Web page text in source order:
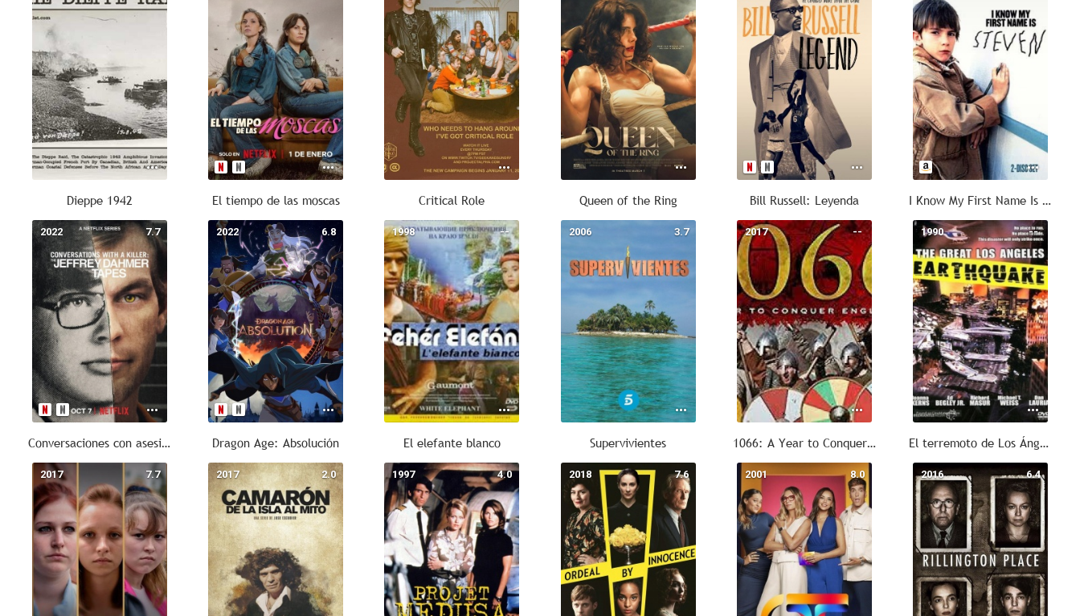
Dieppe 1942 El tiempo de las moscas Critical Role Queen of the Ring Bill Russell: Leyenda I Know My First Name Is Steven
7.7
2022
Conversaciones con asesinos: Las cintas de Jeffrey Dahmer
6.8
2022
Dragon Age: Absolución
--
1998
El elefante blanco
3.7
2006
Supervivientes
--
2017
1066: A Year to Conquer England
--
1990
El terremoto de Los Ángeles
7.7
2017 2.0
2017 4.0
1997 7.6
2018 8.0
2001 6.4
2016